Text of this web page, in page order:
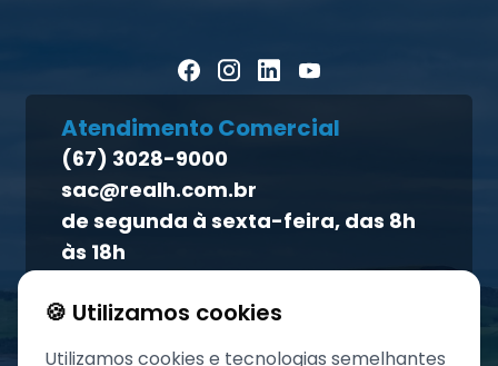
Direito dos titulares
Política de qualidade
Atendimento ao titular
Canal de ética
Blog Pecuária Forte
Homeopet
Atendimento Comercial
(67) 3028-9000
sac@realh.com.br
de segunda à sexta-feira, das 8h
às 18h
🍪 Utilizamos cookies
Utilizamos cookies e tecnologias semelhantes